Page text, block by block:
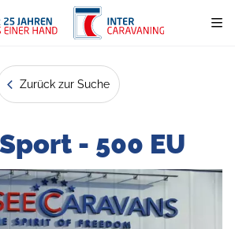
Zurück zur Suche
- 500 EU